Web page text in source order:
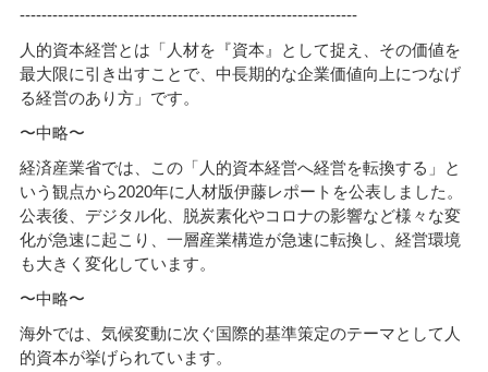
--------------------------------------------------------------
人的資本経営とは「人材を『資本』として捉え、その価値を
最大限に引き出すことで、中長期的な企業価値向上につなげ
る経営のあり方」です。
〜中略〜
経済産業省では、この「人的資本経営へ経営を転換する」と
いう観点から2020年に人材版伊藤レポートを公表しました。
公表後、デジタル化、脱炭素化やコロナの影響など様々な変
化が急速に起こり、一層産業構造が急速に転換し、経営環境
も大きく変化しています。
〜中略〜
海外では、気候変動に次ぐ国際的基準策定のテーマとして人
的資本が挙げられています。